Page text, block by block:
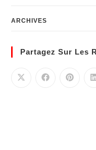
ARCHIVES
Partagez Sur Les